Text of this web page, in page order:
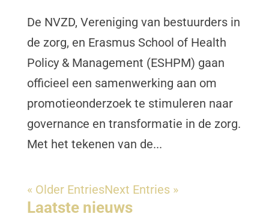
De NVZD, Vereniging van bestuurders in
de zorg, en Erasmus School of Health
Policy & Management (ESHPM) gaan
officieel een samenwerking aan om
promotieonderzoek te stimuleren naar
governance en transformatie in de zorg.
Met het tekenen van de...
« Older EntriesNext Entries »
Laatste nieuws